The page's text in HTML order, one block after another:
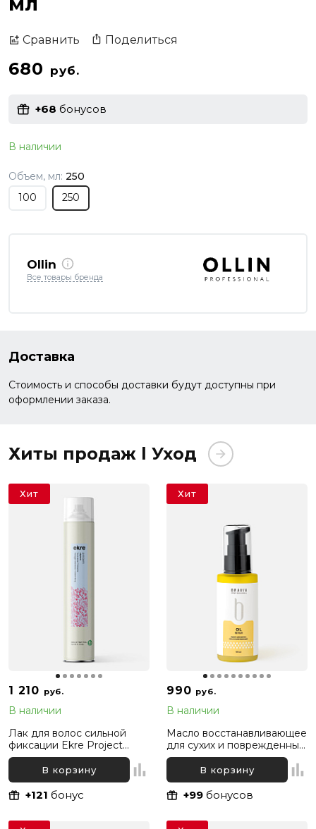
Сравнить Поделиться
680 руб.
+68 бонусов
В наличии
Объем, мл: 250
100
250
Ollin
Все товары бренда
Доставка
Стоимость и способы доставки будут доступны при
оформлении заказа.
Хиты продаж l Уход
1 210 руб.
В наличии
Лак для волос сильной
фиксации Ekre Project
Extra Strong Fix Elysium,
500 млВ корзину
+121 бонус
Хит
990 руб.
В наличии
Масло восстанавливающее
для сухих и поврежденных
волос Bravia Oil Hair Repair,
В корзину
+99 бонусов
Хит